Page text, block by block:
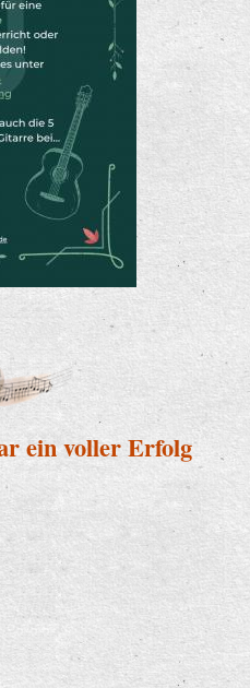
auf dem Instrument!
ein voller Erfolg